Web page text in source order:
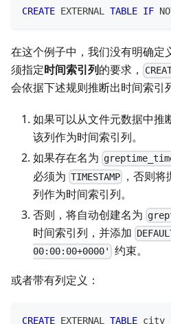
CREATE EXTERNAL TABLE IF
在这个例子中，我们没有明确定
须指定时间索引列的要求，
会依据下述规则推断出时间索引
如果可以从文件元数据中推
该列作为时间索引列。
如果存在名为
必须为 TIMESTAMP
，否则
列作为时间索引列。
否则，将自动创建名为
时间索引列，并添加
00:00:00+0000'
约束。
或者带有列定义：
CREATE EXTERNAL TABLE city